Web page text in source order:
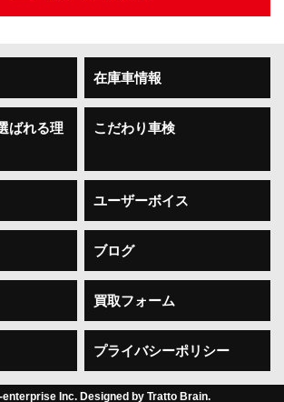
在庫車情報
ばれる理
こだわり車検
ユーザーボイス
ブログ
買取フォーム
プライバシーポリシー
enterprise Inc. Designed by Tratto Brain.